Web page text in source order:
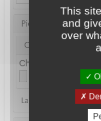
This
and
over
Pièce d'identité
Carte Nationale
Choix du fichier
La copie du permis de